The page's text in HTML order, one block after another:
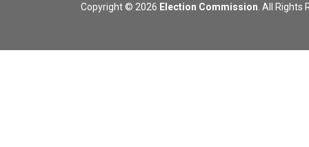
Copyright © 2026 Election Commission . All Rights